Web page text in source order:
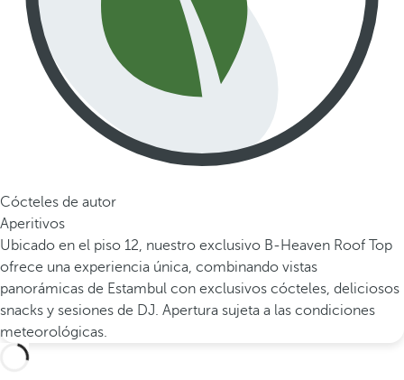
Cócteles de autor
Aperitivos
Ubicado en el piso 12, nuestro exclusivo B-Heaven Roof Top
ofrece una experiencia única, combinando vistas
panorámicas de Estambul con exclusivos cócteles, deliciosos
snacks y sesiones de DJ. Apertura sujeta a las condiciones
meteorológicas.